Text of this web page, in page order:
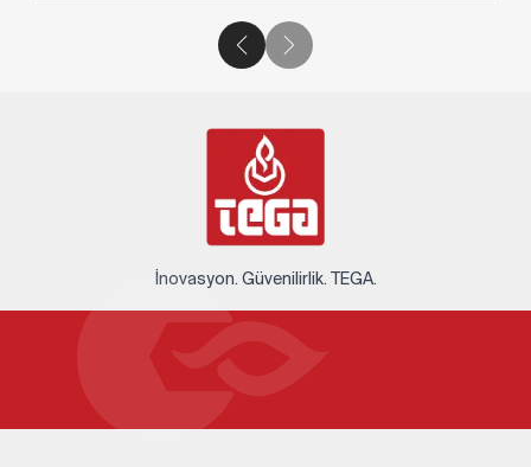
İnovasyon. Güvenilirlik. TEGA.